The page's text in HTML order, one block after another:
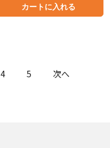
カートに入れる
4 5 次へ